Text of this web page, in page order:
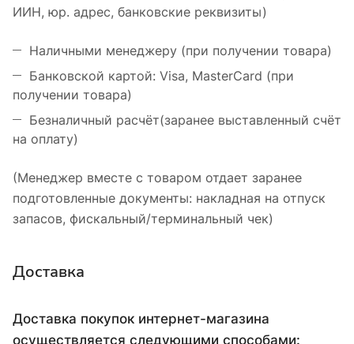
ИИН, юр. адрес, банковские реквизиты)
Наличными менеджеру (при получении товара)
Банковской картой: Visa, MasterCard (при
получении товара)
Безналичный расчёт(заранее выставленный счёт
на оплату)
(Менеджер вместе с товаром отдает заранее
подготовленные документы: накладная на отпуск
запасов, фискальный/терминальный чек)
Доставка
Доставка покупок интернет-магазина
осуществляется следующими способами: